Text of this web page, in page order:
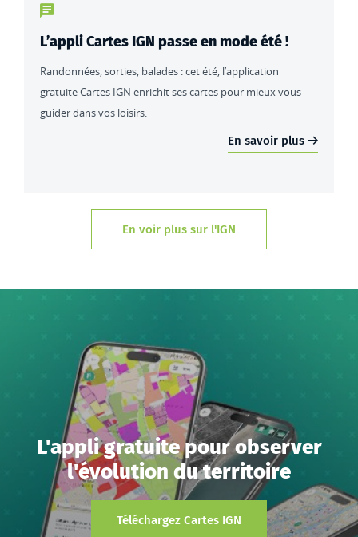
Type de contenu : actualités
L’appli Cartes IGN passe en mode été !
Randonnées, sorties, balades : cet été, l’application
gratuite Cartes IGN enrichit ses cartes pour mieux vous
guider dans vos loisirs.
En savoir plus
En voir plus sur l'IGN
L'appli gratuite pour observer
l'évolution du territoire
Téléchargez Cartes IGN